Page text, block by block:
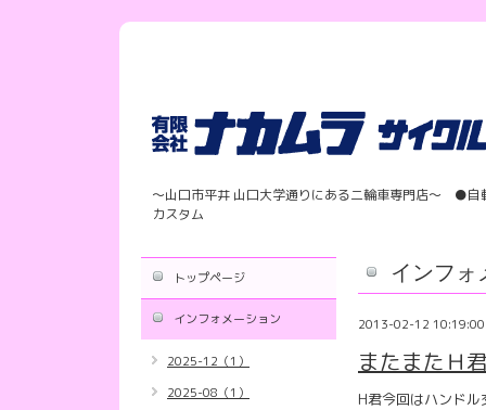
〜山口市平井 山口大学通りにある二輪車専門店〜 ●
カスタム
インフォ
2013-02-12 10:19:00
またまたＨ
H君今回はハンド
トップページ
インフォメーション
2025-12（1）
2025-08（1）